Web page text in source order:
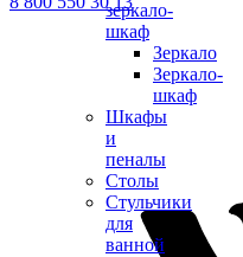
зеркало-
шкаф
Зеркало
Зеркало-
шкаф
Шкафы
и
пеналы
Столы
Стульчики
для
ванной